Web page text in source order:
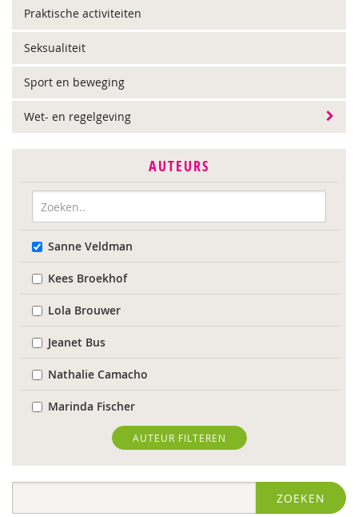
Praktische activiteiten
Seksualiteit
Sport en beweging
Wet- en regelgeving
AUTEURS
Sanne Veldman
Kees Broekhof
Lola Brouwer
Jeanet Bus
Nathalie Camacho
Marinda Fischer
Sieneke Goorhuis-Brouwer
Jolien Hesselberth
AUTEUR FILTEREN
ZOEKEN